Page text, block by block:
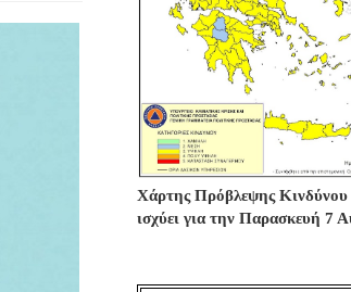
Χάρτης Πρόβλεψης Κινδύνου
ισχύει για την Παρασκευή 7